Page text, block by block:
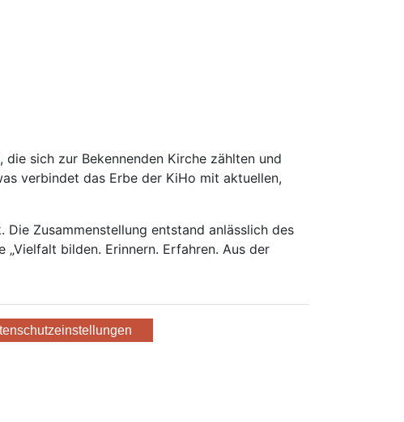
sich zur Bekennenden Kirche zählten und
verbindet das Erbe der KiHo mit aktuellen,
Zusammenstellung entstand anlässlich des
bilden. Erinnern. Erfahren. Aus der